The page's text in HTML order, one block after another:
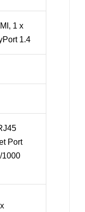
1 x
1.4
Port
1000